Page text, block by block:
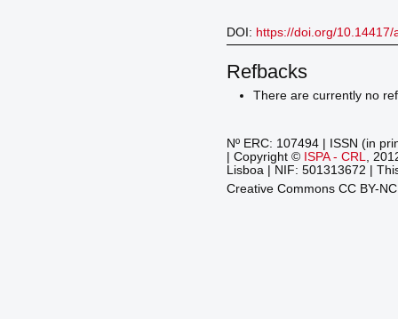
DOI: https://doi.org/10.14417/
Refbacks
There are currently no
Nº ERC: 107494 | ISSN (in
| Copyright © ISPA - CRL
,
Lisboa | NIF: 501313672 |
Creative Commons CC BY-